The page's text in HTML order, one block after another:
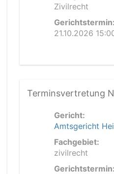
Zivilrecht
Gerichtstermin:
21.10.2026
Terminsvertretung
Gericht:
Amtsgericht
Fachgebiet:
zivilrecht
Gerichtstermin: